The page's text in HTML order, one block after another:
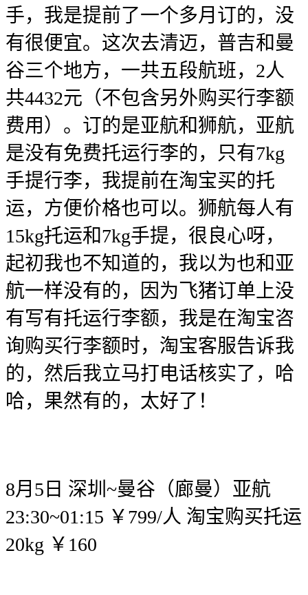
手，我是提前了一个多月订的，没
有很便宜。这次去清迈，普吉和曼
谷三个地方，一共五段航班，2人
共4432元（不包含另外购买行李额
费用）。订的是亚航和狮航，亚航
是没有免费托运行李的，只有7kg
手提行李，我提前在淘宝买的托
运，方便价格也可以。狮航每人有
15kg托运和7kg手提，很良心呀，
起初我也不知道的，我以为也和亚
航一样没有的，因为飞猪订单上没
有写有托运行李额，我是在淘宝咨
询购买行李额时，淘宝客服告诉我
的，然后我立马打电话核实了，哈
哈，果然有的，太好了！
8月5日 深圳~曼谷（廊曼）亚航
23:30~01:15 ￥799/人 淘宝购买托运
20kg ￥160